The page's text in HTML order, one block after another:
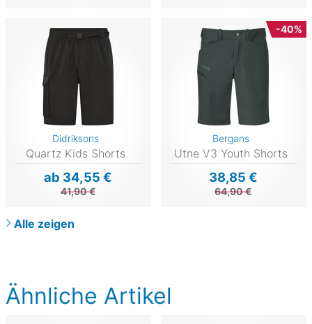
Ähnliche Artikel
Didriksons
Quartz Kids Shorts
ab 34,55 €
41,90 €
-40%
Bergans
Utne V3 Youth Shorts
38,85 €
64,90 €
Alle zeigen